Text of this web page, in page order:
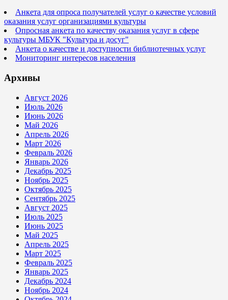
Анкета для опроса получателей услуг о качестве условий
оказания услуг организациями культуры
Опросная анкета по качеству оказания услуг в сфере
культуры МБУК "Культура и досуг"
Анкета о качестве и доступности библиотечных услуг
Мониторинг интересов населения
Архивы
Август 2026
Июль 2026
Июнь 2026
Май 2026
Апрель 2026
Март 2026
Февраль 2026
Январь 2026
Декабрь 2025
Ноябрь 2025
Октябрь 2025
Сентябрь 2025
Август 2025
Июль 2025
Июнь 2025
Май 2025
Апрель 2025
Март 2025
Февраль 2025
Январь 2025
Декабрь 2024
Ноябрь 2024